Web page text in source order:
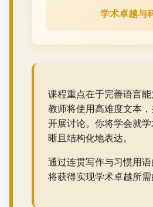
学术卓越与
课程重点在于完善语言
教师将使用高难度文本
开展讨论。你将学会就
晰且结构化地表达。
通过连贯写作与习惯用
将获得实现学术卓越所需